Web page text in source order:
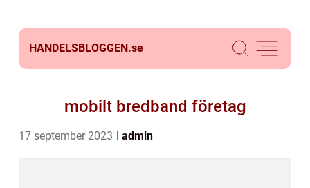
HANDELSBLOGGEN.se
mobilt bredband företag
17 september 2023 admin